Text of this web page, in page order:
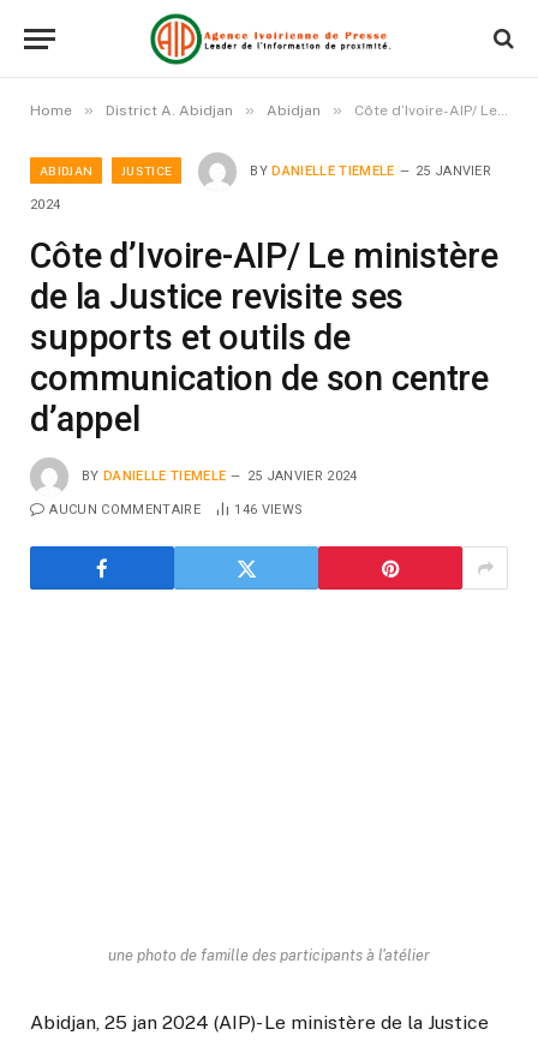
Home » District A. Abidjan » Abidjan » Côte d’Ivoire-AIP/ Le ministère de la Justice revisite ses supports et outils de communication de son centre d’appel
ABIDJAN JUSTICE BY DANIELLE TIEMELE 25 JANVIER
2024
Côte d’Ivoire-AIP/ Le ministère
de la Justice revisite ses
supports et outils de
communication de son centre
d’appel
BY DANIELLE TIEMELE 25 JANVIER 2024
AUCUN COMMENTAIRE 146 VIEWS
une photo de famille des participants à l'atélier
Abidjan, 25 jan 2024 (AIP)- Le ministère de la Justice